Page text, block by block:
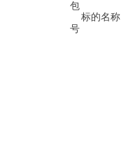
包
号
标的名称